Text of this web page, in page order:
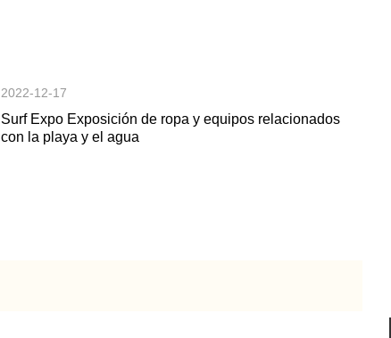
2022-12-17
Surf Expo Exposición de ropa y equipos relacionados
con la playa y el agua